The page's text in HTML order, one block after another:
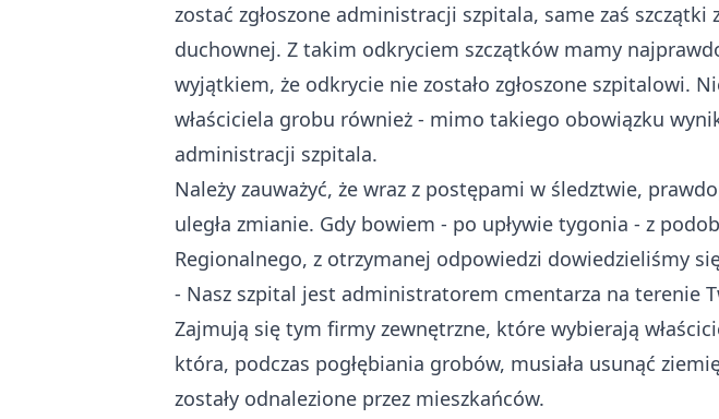
zostać zgłoszone administracji szpitala, same zaś
duchownej. Z takim odkryciem szczątków mamy
wyjątkiem, że odkrycie nie zostało zgłoszone szpitalowi.
właściciela grobu również - mimo takiego obowiązku
administracji szpitala.
Należy zauważyć, że wraz z postępami w śledztwie,
uległa zmianie. Gdy bowiem - po upływie tygonia - z
Regionalnego, z otrzymanej odpowiedzi dowiedzieliśmy
- Nasz szpital jest administratorem cmentarza na terenie
Zajmują się tym firmy zewnętrzne, które wybierają
która, podczas pogłębiania grobów, musiała usunąć
zostały odnalezione przez mieszkańców.